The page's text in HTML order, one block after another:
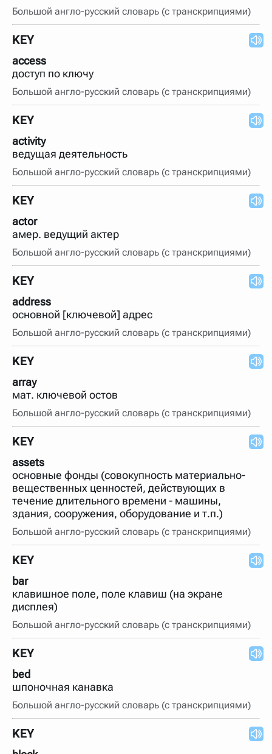
Большой англо-русский словарь (с транскрипциями)
KEY
access
доступ по ключу
Большой англо-русский словарь (с транскрипциями)
KEY
activity
ведущая деятельность
Большой англо-русский словарь (с транскрипциями)
KEY
actor
амер. ведущий актер
Большой англо-русский словарь (с транскрипциями)
KEY
address
основной [ключевой] адрес
Большой англо-русский словарь (с транскрипциями)
KEY
array
мат. ключевой остов
Большой англо-русский словарь (с транскрипциями)
KEY
assets
основные фонды (совокупность материально-
вещественных ценностей, действующих в
течение длительного времени - машины,
здания, сооружения, оборудование и т.п.)
Большой англо-русский словарь (с транскрипциями)
KEY
bar
клавишное поле, поле клавиш (на экране
дисплея)
Большой англо-русский словарь (с транскрипциями)
KEY
bed
шпоночная канавка
Большой англо-русский словарь (с транскрипциями)
KEY